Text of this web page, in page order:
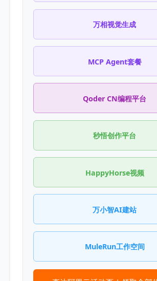
万相视觉生成
MCP Agent套餐
Qoder CN编程平台
秒悟创作平台
HappyHorse视频
万小智AI建站
MuleRun工作空间